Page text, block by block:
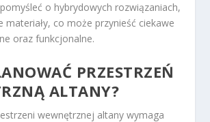
o hybrydowych rozwiązaniach,
materiały, co może przynieść ciekawe
oraz funkcjonalne.
PRZESTRZEŃ
ALTANY?
wewnętrznej altany wymaga